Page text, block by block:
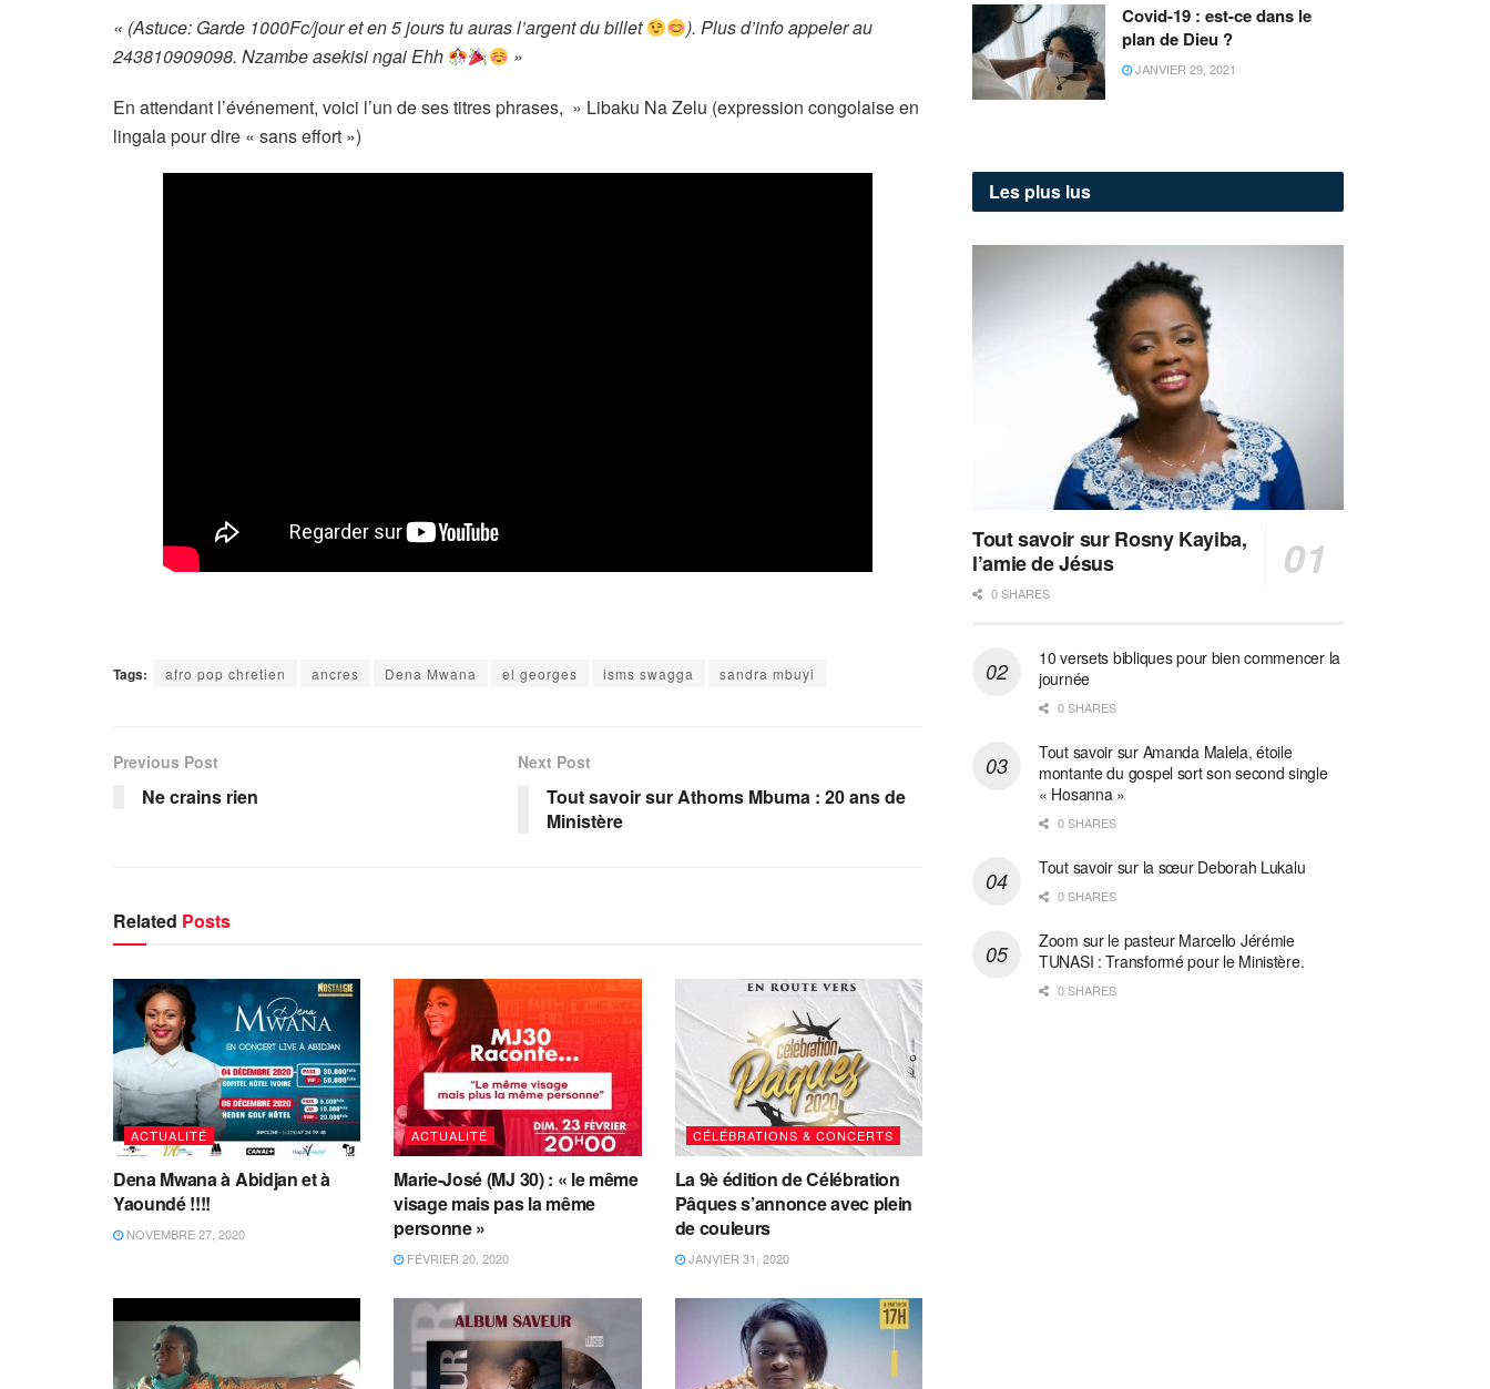
« (Astuce: Garde 1000Fc/jour et en 5 jours tu auras l’argent du billet
). Plus d’info appeler au
243810909098. Nzambe asekisi ngai Ehh
»
En attendant l’événement, voici l’un de ses titres phrases, » Libaku Na Zelu (expression congolaise en
lingala pour dire « sans effort »)
Tags: afro pop chretien ancres Dena Mwana el georges isms swagga sandra mbuyi
Previous Post
Ne crains rien
Next Post
Tout savoir sur Athoms Mbuma : 20 ans de
Ministère
Related Posts
ACTUALITÉ
Dena Mwana à Abidjan et à
Yaoundé !!!!
NOVEMBRE 27, 2020
ACTUALITÉ
Marie-José (MJ 30) : « le même
visage mais pas la même
personne »
FÉVRIER 20, 2020
CÉLÉBRATIONS & CONCERTS
La 9è édition de Célébration
Pâques s’annonce avec plein
de couleurs
JANVIER 31, 2020
Covid-19 : est-ce dans le
plan de Dieu ?
JANVIER 29, 2021
Les plus lus
Tout savoir sur Rosny Kayiba,
l’amie de Jésus
0 SHARES
10 versets bibliques pour bien commencer la
journée
0 SHARES
Tout savoir sur Amanda Malela, étoile
montante du gospel sort son second single
« Hosanna »
0 SHARES
Tout savoir sur la sœur Deborah Lukalu
0 SHARES
Zoom sur le pasteur Marcello Jérémie
TUNASI : Transformé pour le Ministère.
0 SHARES